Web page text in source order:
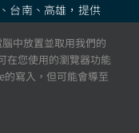
台南、高雄，提供
製品・矽膠成型・
中放置並取用我們的
在您使用的瀏覽器功能
寫入，但可能會導至